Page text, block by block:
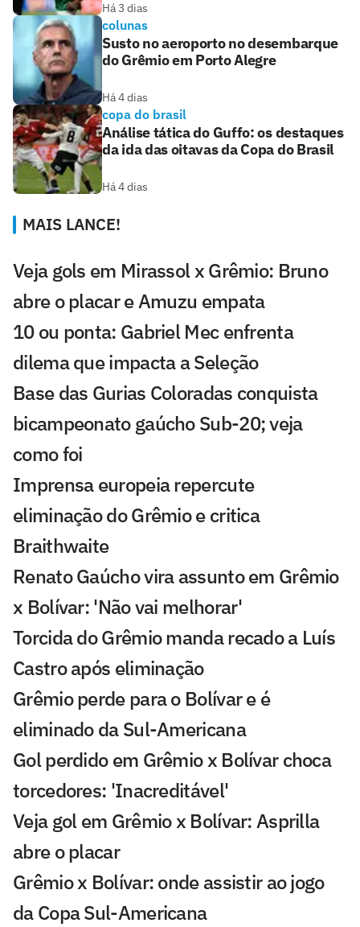
Há 3 dias
colunas
Susto no aeroporto no desembarque
do Grêmio em Porto Alegre
Há 4 dias
copa do brasil
Análise tática do Guffo: os destaques
da ida das oitavas da Copa do Brasil
Há 4 dias
MAIS LANCE!
Veja gols em Mirassol x Grêmio: Bruno
abre o placar e Amuzu empata
10 ou ponta: Gabriel Mec enfrenta
dilema que impacta a Seleção
Base das Gurias Coloradas conquista
bicampeonato gaúcho Sub-20; veja
como foi
Imprensa europeia repercute
eliminação do Grêmio e critica
Braithwaite
Renato Gaúcho vira assunto em Grêmio
x Bolívar: 'Não vai melhorar'
Torcida do Grêmio manda recado a Luís
Castro após eliminação
Grêmio perde para o Bolívar e é
eliminado da Sul-Americana
Gol perdido em Grêmio x Bolívar choca
torcedores: 'Inacreditável'
Veja gol em Grêmio x Bolívar: Asprilla
abre o placar
Grêmio x Bolívar: onde assistir ao jogo
da Copa Sul-Americana